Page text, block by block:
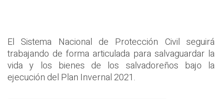
El Sistema Nacional de Protección Civil seguirá
trabajando de forma articulada para salvaguardar la
vida y los bienes de los salvadoreños bajo la
ejecución del Plan Invernal 2021.